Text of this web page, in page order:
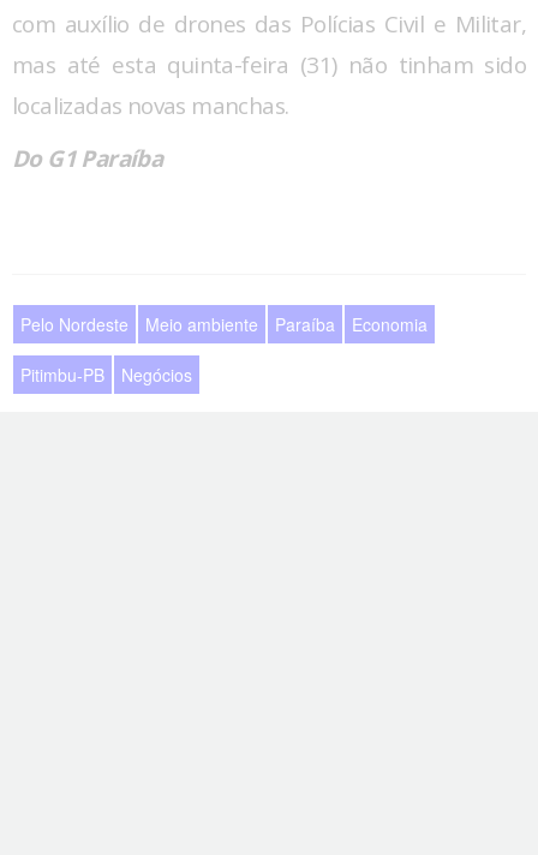
com auxílio de drones das Polícias Civil e Militar,
mas até esta quinta-feira (31) não tinham sido
localizadas novas manchas.
Do G1 Paraíba
Pelo Nordeste Meio ambiente Paraíba Economia
Pitimbu-PB Negócios